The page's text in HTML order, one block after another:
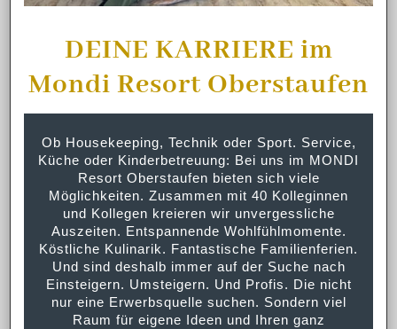
DEINE KARRIERE im
Mondi Resort Oberstaufen
Ob Housekeeping, Technik oder Sport. Service,
Küche oder Kinderbetreuung: Bei uns im MONDI
Resort Oberstaufen bieten sich viele
Möglichkeiten. Zusammen mit 40 Kolleginnen
und Kollegen kreieren wir unvergessliche
Auszeiten. Entspannende Wohlfühlmomente.
Köstliche Kulinarik. Fantastische Familienferien.
Und sind deshalb immer auf der Suche nach
Einsteigern. Umsteigern. Und Profis. Die nicht
nur eine Erwerbsquelle suchen. Sondern viel
Raum für eigene Ideen und Ihren ganz